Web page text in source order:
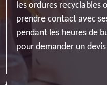
les ordures recyclables
prendre contact avec
pendant les heures de
pour demander un